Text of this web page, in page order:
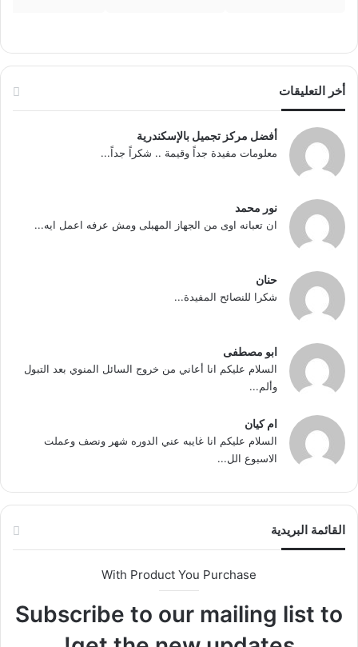
أخر التعليقات
أفضل مركز تجميل بالإسكندرية
معلومات مفيدة جداً وقيمة .. شكراً جداً...
نور محمد
ان تعبانه اوى من الجهاز المهبلى ومش عرفه اعمل ايه...
حنان
شكرا للنصائح المفيدة...
ابو مصطفى
السلام عليكم انا أعاني من خروج السائل المنوي بعد التبول
وألم...
ام كيان
السلام عليكم انا غايبه عني الدوره شهر ونصف وعملت
الاسبوع الل...
القائمة البريدية
With Product You Purchase
Subscribe to our mailing list to